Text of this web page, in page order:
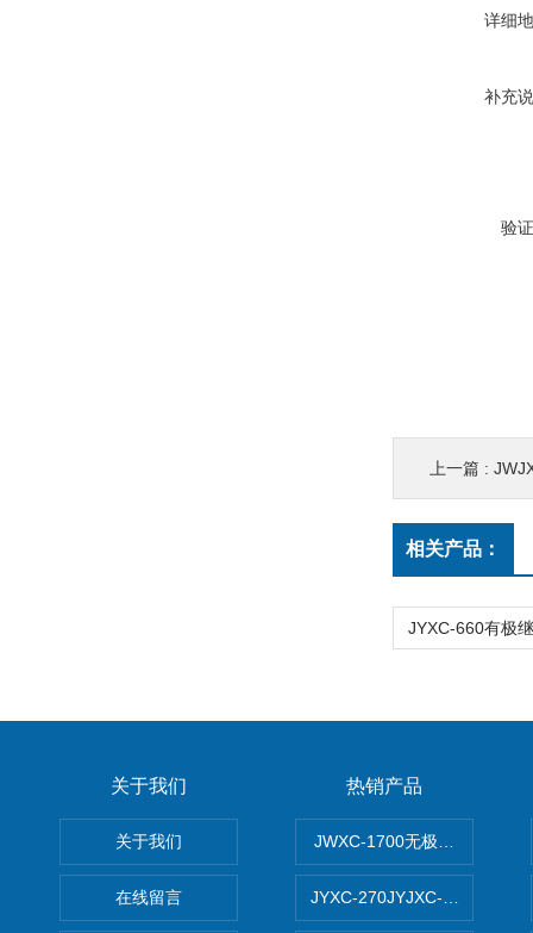
详细
补充
验
上一篇 :
相关产品：
关于我们
关于我们
在线留言
热销产品
JWXC-1700无极继电器
JYXC-270JYJXC-135/220